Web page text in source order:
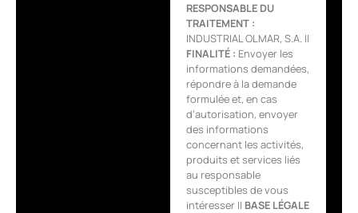
RESPONSABLE DU
TRAITEMENT :
INDUSTRIAL OLMAR, S.A. ||
FINALITÉ : Envoyer les
informations demandées,
répondre à la demande
formulée et, en cas
d’autorisation, envoyer
des informations
concernant les activités,
produits et services liés
au responsable
susceptibles de vous
intéresser || BASE LÉGALE